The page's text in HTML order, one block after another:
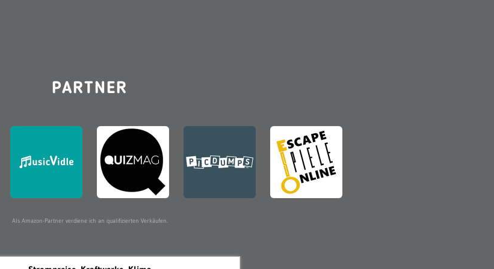
PARTNER
Als Amazon-Partner verdiene ich an qualifizierten Verkäufen.